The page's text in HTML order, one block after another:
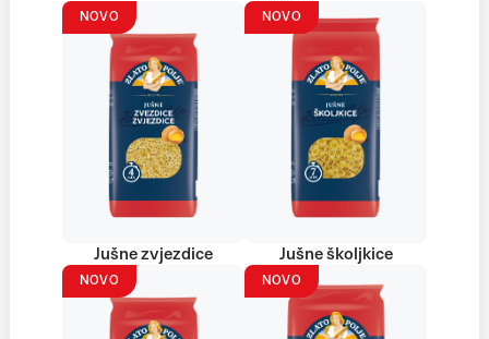
NOVO
Jušne zvjezdice
NOVO
Jušne školjkice
NOVO NOVO